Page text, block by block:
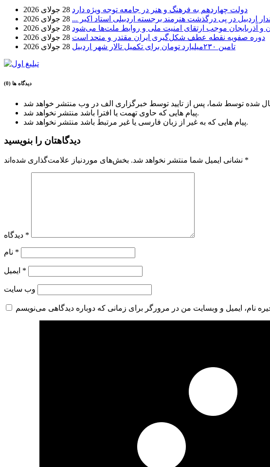
دولت چهاردهم به فرهنگ و هنر در جامعه توجه ویژه دارد 28 جولای 2026
اردبیل در پی درگذشت هنرمند برجسته اردبیلی استاد اکبر ... 28 جولای 2026
و آذربایجان موجب ارتقای امنیت ملی و روابط ملت‌ها می‌شود 28 جولای 2026
دوره صفویه نقطه عطف شکل‌گیری ایران مقتدر و متحد است 28 جولای 2026
تامین ۲۳۰میلیارد تومان برای تکمیل تالار شهر اردبیل
28 جولای 2026
دیدگاه ها (0)
پیام هایی که حاوی تهمت یا افترا باشد منتشر نخواهد شد.
پیام هایی که به غیر از زبان فارسی یا غیر مرتبط باشد منتشر نخواهد شد.
دیدگاهتان را بنویسید
نشانی ایمیل شما منتشر نخواهد شد. *
*
*
*
وب‌ سایت